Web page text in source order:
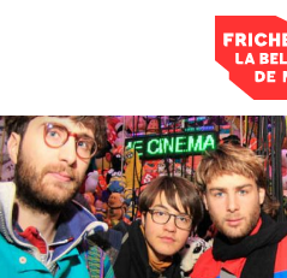
Panneau de gestion des cookies